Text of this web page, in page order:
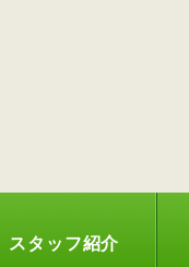
スタッフ紹介